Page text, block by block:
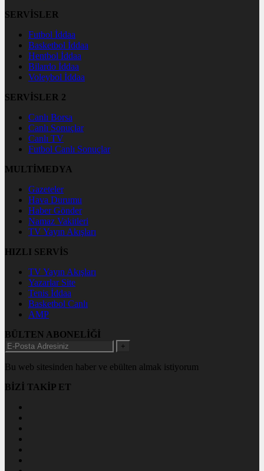
SERVİSLER
Futbol İddaa
Basketbol İddaa
Hentbol İddaa
Bilardo İddaa
Voleybol İddaa
SERVİSLER 2
Canlı Borsa
Canlı Sonuçlar
Canlı TV
Futbol Canlı Sonuçlar
MULTİMEDYA
Gazeteler
Hava Durumu
Haber Gönder
Namaz Vakitleri
TV Yayın Akışları
HIZLI SERVİS
TV Yayın Akışları
Yazarlar Site
Tenis İddaa
Basketbol Canlı
AMP
BÜLTEN ABONELİĞİ
+
Bu web sitesinden haber ve ebülten almak istiyorum
BİZİ TAKİP ET